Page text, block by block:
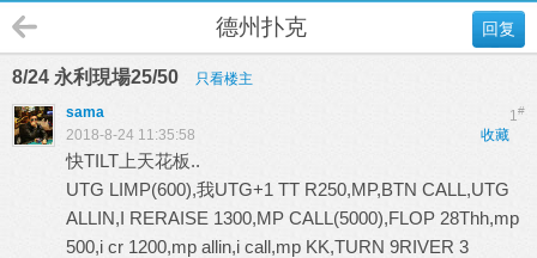
回复
德州扑克
8/24 永利現場25/50 只看楼主
1#
sama
收藏
2018-8-24 11:35:58
快TILT上天花板..
UTG LIMP(600),我UTG+1 TT R250,MP,BTN CALL,UTG
ALLIN,I RERAISE 1300,MP CALL(5000),FLOP 28Thh,mp
500,i cr 1200,mp allin,i call,mp KK,TURN 9RIVER 3